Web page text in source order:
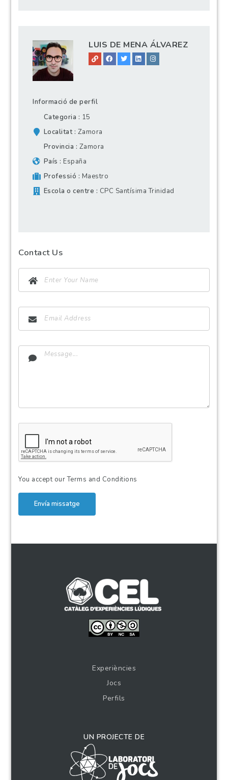
LUIS DE MENA ÁLVAREZ
Informació de perfil
Categoria
15
Localitat Zamora
Provincia
Zamora
País
España
Professió
Maestro
Escola o centre
CPC Santísima Trinidad
Contact Us
You accept ourTerms and Conditions
Envía missatge
Experiències
Jocs
Perfils
UN PROJECTE DE